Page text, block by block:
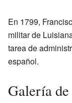
En 1799,
militar de
tarea de
español.
Galería